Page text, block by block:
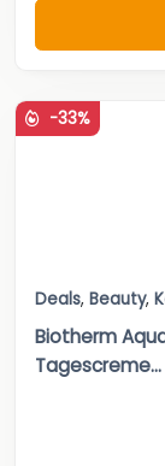
-33%
Deals, Beauty,
Biotherm
Tagescreme...